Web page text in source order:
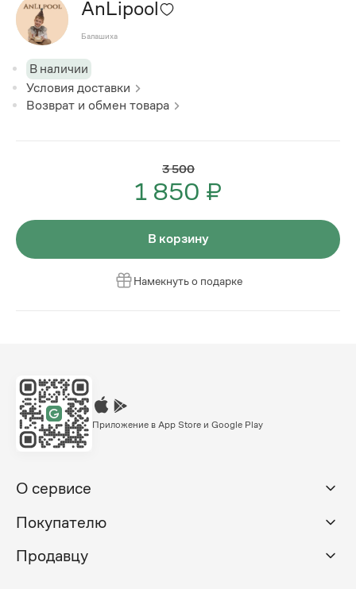
AnLipool
Балашиха
В наличии
Условия доставки
Возврат и обмен товара
3 500
1 850 ₽
В корзину
Намекнуть о подарке
Приложение в App Store и Google Play
О сервисе
Покупателю
Продавцу